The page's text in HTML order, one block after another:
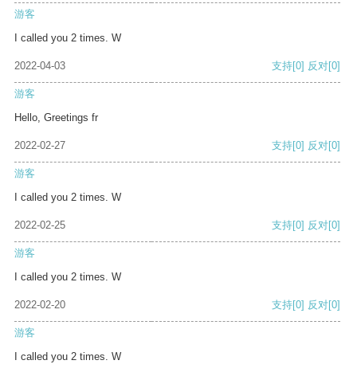
游客
I called you 2 times. W
2022-04-03 支持[0] 反对[0]
游客
Hello, Greetings fr
2022-02-27 支持[0] 反对[0]
游客
I called you 2 times. W
2022-02-25 支持[0] 反对[0]
游客
I called you 2 times. W
2022-02-20 支持[0] 反对[0]
游客
I called you 2 times. W